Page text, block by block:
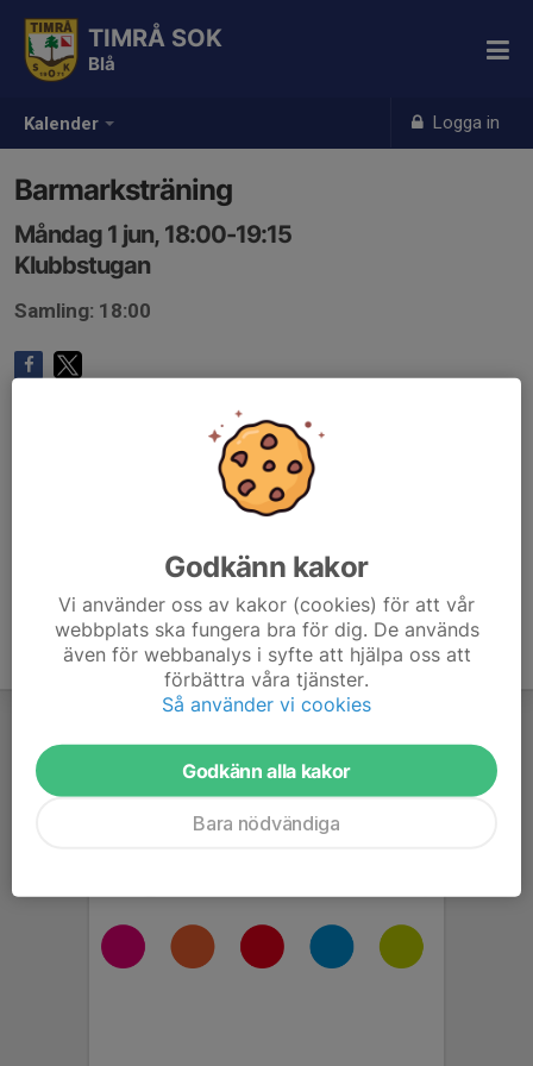
Kalender Logga in
TIMRÅ SOK
Blå
Barmarksträning
Måndag 1 jun, 18:00-19:15
Klubbstugan
Samling: 18:00
Godkänn kakor
Vi använder oss av kakor (cookies) för att vår
webbplats ska fungera bra för dig. De används
även för webbanalys i syfte att hjälpa oss att
förbättra våra tjänster.
Så använder vi cookies
Godkänn alla kakor
Bara nödvändiga